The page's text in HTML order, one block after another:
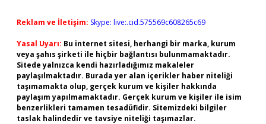
Reklam ve İletişim: Skype: live:.cid.575569c608265c69
Yasal Uyarı: Bu internet sitesi, herhangi bir marka, kurum
veya şahıs şirketi ile hiçbir bağlantısı bulunmamaktadır.
Sitede yalnızca kendi hazırladığımız makaleler
paylaşılmaktadır. Burada yer alan içerikler haber niteliği
taşımamakta olup, gerçek kurum ve kişiler hakkında
paylaşım yapılmamaktadır. Gerçek kurum ve kişiler ile isim
benzerlikleri tamamen tesadüfidir. Sitemizdeki bilgiler
taslak halindedir ve tavsiye niteliği taşımazlar.